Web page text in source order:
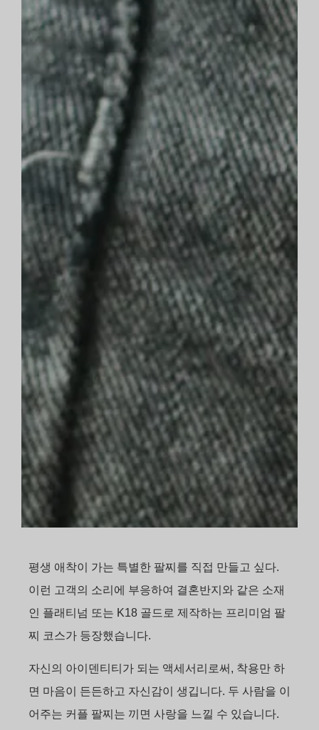
평생 애착이 가는 특별한 팔찌를 직접 만들고 싶다.
이런 고객의 소리에 부응하여 결혼반지와 같은 소재
인 플래티넘 또는 K18 골드로 제작하는 프리미엄 팔
찌 코스가 등장했습니다.
자신의 아이덴티티가 되는 액세서리로써, 착용만 하
면 마음이 든든하고 자신감이 생깁니다. 두 사람을 이
어주는 커플 팔찌는 끼면 사랑을 느낄 수 있습니다.